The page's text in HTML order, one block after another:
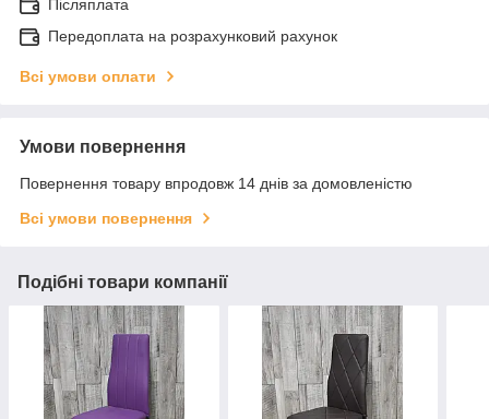
Післяплата
Передоплата на розрахунковий рахунок
Всі умови оплати
Умови повернення
Повернення товару впродовж 14 днів за домовленістю
Всі умови повернення
Подібні товари компанії